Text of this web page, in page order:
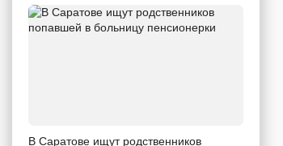
В Саратове ищут родственников